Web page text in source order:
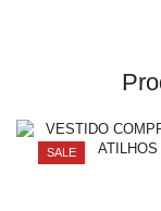
SALE